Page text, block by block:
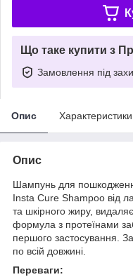
Що таке купити з
Замовлення під
Опис Характеристики
Опис
Шампунь для
Insta Cure Shampoo від
та шкірного жиру,
формула з протеїнами
першого застосування.
по всій довжині.
Переваги: